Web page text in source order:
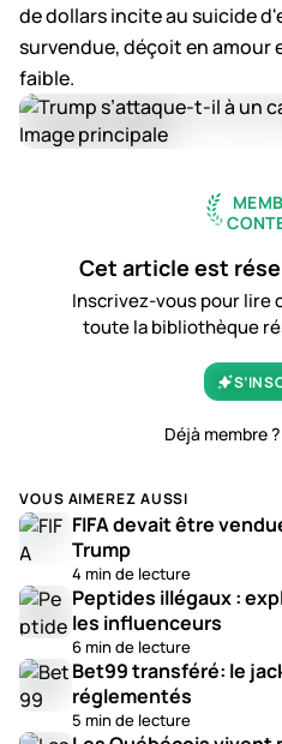
de dollars incite au suicide
survendue, déçoit en amour
faible.
Cet article est
Inscrivez-vous pour lire
toute la bibliothèque
Déjà membre ?
VOUS AIMEREZ AUSSI
FIFA devait être
Trump
4 min de lecture
Peptides illégaux :
les influenceurs
6 min de lecture
Bet99 transféré: le
réglementés
5 min de lecture